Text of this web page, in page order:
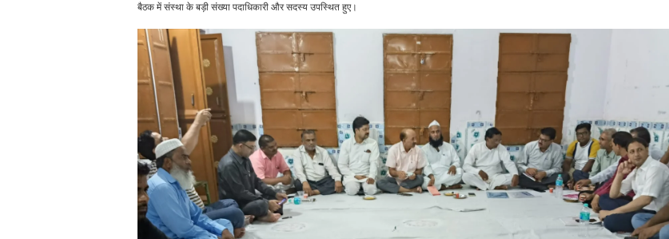
बैठक में संस्था के बड़ी संख्या पदाधिकारी और सदस्य उपस्थित हुए।